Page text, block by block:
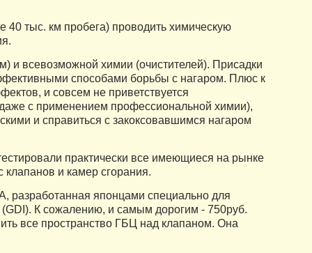
тыс. км пробега) проводить химическую
и всевозможной химии (очистителей). Присадки
способами борьбы с нагаром. Плюс к
и совсем не приветствуется
с применением профессиональной химии),
и справиться с закоксовавшимся нагаром
практически все имеющиеся на рынке
клапанов и камер сгорания.
японцами специально для
К сожалению, и самым дорогим - 750руб.
все пространство ГБЦ над клапаном. Она